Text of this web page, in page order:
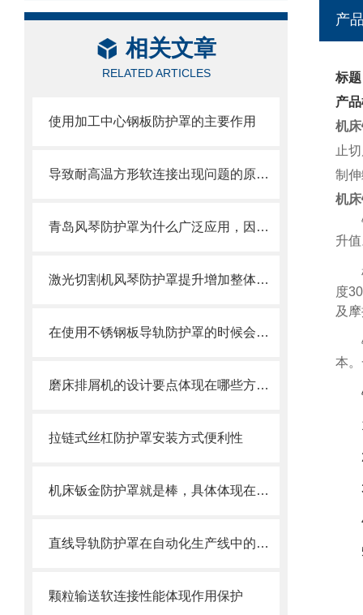
相关文章
RELATED ARTICLES
使用加工中心钢板防护罩的主要作用
导致耐高温方形软连接出现问题的原因大家都遇到哪些？
青岛风琴防护罩为什么广泛应用，因为它的优点太多了
激光切割机风琴防护罩提升增加整体机床的价值
在使用不锈钢板导轨防护罩的时候会有哪几种效果呢？
磨床排屑机的设计要点体现在哪些方面？
拉链式丝杠防护罩安装方式便利性
机床钣金防护罩就是棒，具体体现在哪些方面呢
直线导轨防护罩在自动化生产线中的作用
颗粒输送软连接性能体现作用保护
产
标
产
机
止
制
机
升
度
及
本